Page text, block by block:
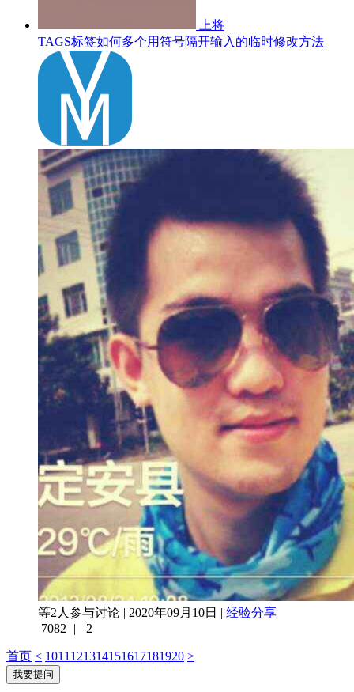
上将
TAGS标签如何多个用符号隔开输入的临时修改方法
等2人参与讨论 | 2020年09月10日 | 经验分享
7082
| 2
首页 < 1011 121314151617181920 >
我要提问